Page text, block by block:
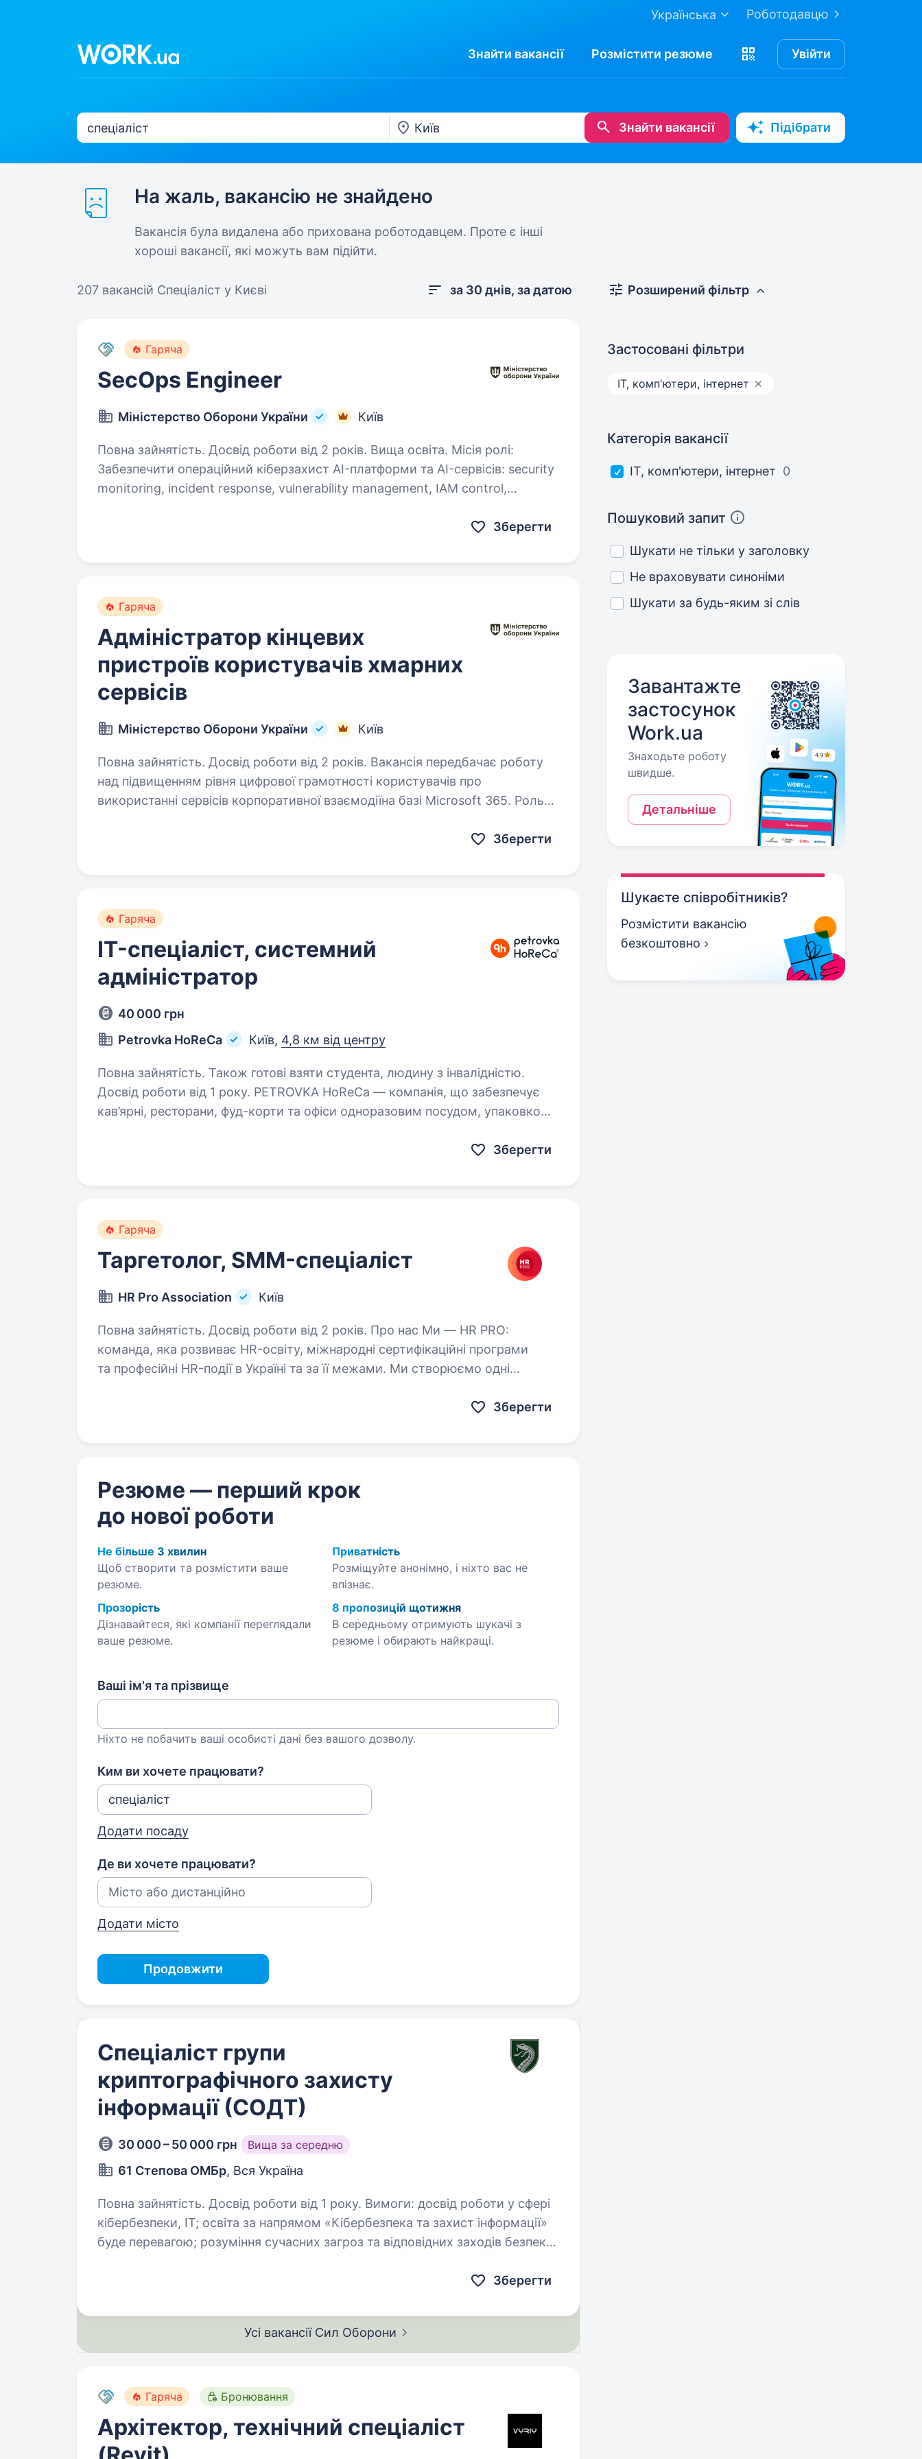
Роботодавцю
Українська
Знайти вакансії Розмістити резюме Увійти
Знайти вакансії Підібрати
На жаль, вакансію не знайдено
Вакансія була видалена або прихована роботодавцем. Проте є інші
хороші вакансії, які можуть вам підійти.
207 вакансій Спеціаліст у Києві за 30 днів, за датою
Гаряча
SecOps Engineer
Міністерство Оборони України Київ
Повна зайнятість. Досвід роботи від 2 років. Вища освіта. Місія ролі:
Забезпечити операційний кіберзахист AI-платформи та AI-сервісів: security
monitoring, incident response, vulnerability management, IAM control,
Зберегти
Гаряча
Адміністратор кінцевих
пристроїв користувачів хмарних
сервісів
Міністерство Оборони України Київ
Повна зайнятість. Досвід роботи від 2 років. Вакансія передбачає роботу
над підвищенням рівня цифрової грамотності користувачів про
використанні сервісів корпоративної взаємодіїна базі Microsoft 365. Роль
Зберегти
Гаряча
IT-спеціаліст, системний
адміністратор
40 000 грн
Petrovka HoReCa
Київ, 4,8 км від центру
Повна зайнятість. Також готові взяти студента, людину з інвалідністю.
Досвід роботи від 1 року. PETROVKA HoReCa — компанія, що забезпечує
кав’ярні, ресторани, фуд-корти та офіси одноразовим посудом, упаковкою
Зберегти
Гаряча
Таргетолог, SMM-спеціаліст
HR Pro Association Київ
Повна зайнятість. Досвід роботи від 2 років. Про нас Ми — HR PRO:
команда, яка розвиває HR-освіту, міжнародні сертифікаційні програми
та професійні HR-події в Україні та за її межами. Ми створюємо одні
Зберегти
Резюме — перший крок
до нової роботи
Не більше 3 хвилин
Щоб створити та розмістити ваше
резюме.
Приватність
Розміщуйте анонімно, і ніхто вас не
впізнає.
Прозорість
Дізнавайтеся, які компанії переглядали
ваше резюме.
8 пропозицій щотижня
В середньому отримують шукачі з
резюме і обирають найкращі.
Ваші ім'я та прізвище
Ніхто не побачить ваші особисті дані без вашого дозволу.
Ким ви хочете працювати?
Додати посаду
Де ви хочете працювати?
Додати місто
Продовжити
Спеціаліст групи
криптографічного захисту
інформації (СОДТ)
30 000 – 50 000 грн Вища за середню
61 Степова ОМБр, Вся Україна
Повна зайнятість. Досвід роботи від 1 року. Вимоги: досвід роботи у сфері
кібербезпеки, ІТ; освіта за напрямом «Кібербезпека та захист інформації»
буде перевагою; розуміння сучасних загроз та відповідних заходів безпеки;
Зберегти
Усі вакансії Сил Оборони
Гаряча Бронювання
Архітектор, технічний спеціаліст
Розширений фільтр
Застосовані фільтри
IT, комп'ютери, інтернет
Категорія вакансії
IT, комп'ютери, інтернет 0
Пошуковий запит
Шукати не тільки у заголовку
Не враховувати синоніми
Шукати за будь-яким зі слів
Завантажте
застосунок
Work.ua
Знаходьте роботу
швидше.
Детальніше
Шукаєте співробітників?
Розмістити вакансію
безкоштовно